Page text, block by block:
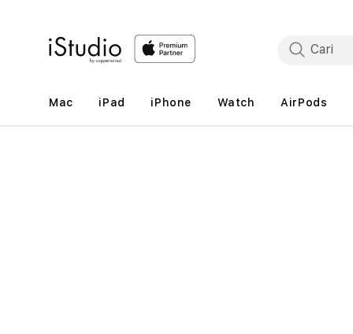
Mac iPad iPhone Watch AirPods